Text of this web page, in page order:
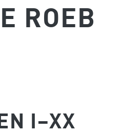
ROEB
I–XX